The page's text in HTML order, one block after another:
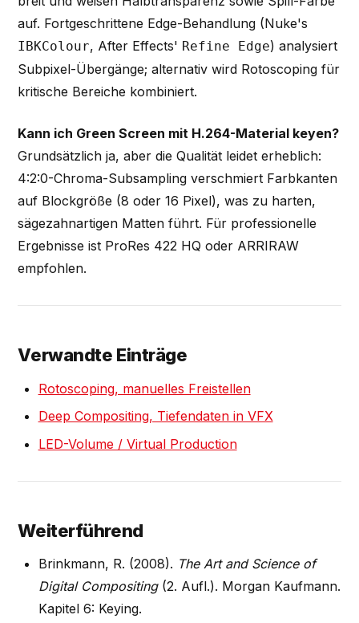
auf. Fortgeschrittene Edge-Behandlung (Nuke's
IBKColour, After Effects' Refine Edge) analysiert
Subpixel-Übergänge; alternativ wird Rotoscoping für
kritische Bereiche kombiniert.
Kann ich Green Screen mit H.264-Material keyen?
Grundsätzlich ja, aber die Qualität leidet erheblich:
4:2:0-Chroma-Subsampling verschmiert Farbkanten
auf Blockgröße (8 oder 16 Pixel), was zu harten,
sägezahnartigen Matten führt. Für professionelle
Ergebnisse ist ProRes 422 HQ oder ARRIRAW
empfohlen.
Verwandte Einträge
Rotoscoping, manuelles Freistellen
Deep Compositing, Tiefendaten in VFX
LED-Volume / Virtual Production
Weiterführend
Brinkmann, R. (2008). The Art and Science of
Digital Compositing(2. Aufl.). Morgan Kaufmann.
Kapitel 6: Keying.